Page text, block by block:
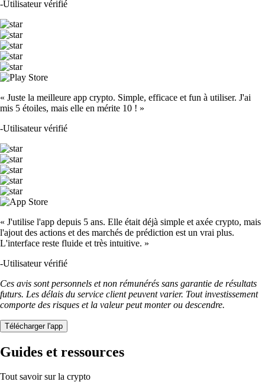
-Utilisateur vérifié
« Juste la meilleure app crypto. Simple, efficace et fun à utiliser. J'ai
mis 5 étoiles, mais elle en mérite 10 ! »
-Utilisateur vérifié
« J'utilise l'app depuis 5 ans. Elle était déjà simple et axée crypto, mais
l'ajout des actions et des marchés de prédiction est un vrai plus.
L'interface reste fluide et très intuitive. »
-Utilisateur vérifié
Ces avis sont personnels et non rémunérés sans garantie de résultats
futurs. Les délais du service client peuvent varier. Tout investissement
comporte des risques et la valeur peut monter ou descendre.
Télécharger l'app
Guides et ressources
Tout savoir sur la crypto